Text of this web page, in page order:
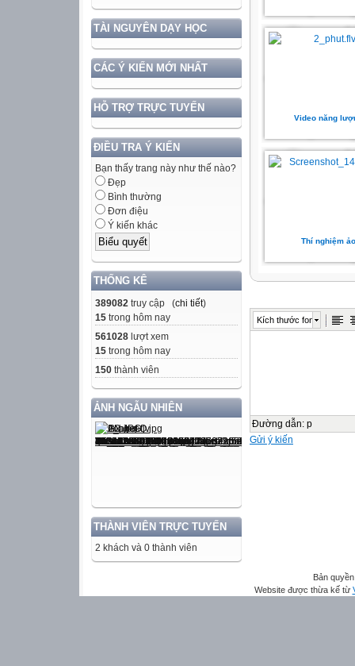
TÀI NGUYÊN DẠY HỌC
CÁC Ý KIẾN MỚI NHẤT
HỖ TRỢ TRỰC TUYẾN
ĐIỀU TRA Ý KIẾN
Bạn thấy trang này như thế nào?
Đẹp
Bình thường
Đơn điệu
Ý kiến khác
THỐNG KÊ
389082 truy cập (chi tiết)
15 trong hôm nay
561028 lượt xem
15 trong hôm nay
150 thành viên
ẢNH NGẪU NHIÊN
THÀNH VIÊN TRỰC TUYẾN
2 khách và 0 thành viên
Video năng
Thí nghiệm ảo
Kích thước font
Đường dẫn: p
Gửi ý kiến
Bản
Website được thừa kế từ